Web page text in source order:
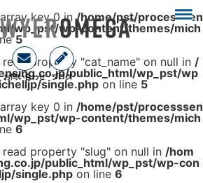
お問い合わせ ブログ
key 0 in/home/pst/processsen
wp_pst/wp-content/themes/mich
5
property "cat_name" on null in /
public_html/wp_pst/wp
single.php on line 5
key 0 in /home/pst/processsen
wp_pst/wp-content/themes/mich
6
property "slug" on null in /hom
public_html/wp_pst/wp-con
single.php on line 6